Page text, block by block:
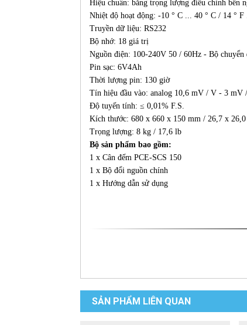
Hiệu chuẩn: bằng trọng lượng điều chỉnh bên
Nhiệt độ hoạt động: -10 ° C ... 40 ° C / 14 ° F
Truyền dữ liệu: RS232
Bộ nhớ: 18 giá trị
Nguồn điện: 100-240V 50 / 60Hz - Bộ chuyển
Pin sạc: 6V4Ah
Thời lượng pin: 130 giờ
Tín hiệu đầu vào: analog 10,6 mV / V - 3 mV
Độ tuyến tính: ≤ 0,01% F.S.
Kích thước: 680 x 660 x 150 mm / 26,7 x
Trọng lượng: 8 kg / 17,6 lb
Bộ sản phẩm bao gồm:
1 x Cân đếm PCE-SCS 150
1 x Bộ đổi nguồn chính
1 x Hướng dẫn sử dụng
SẢN PHẨM LIÊN QUAN